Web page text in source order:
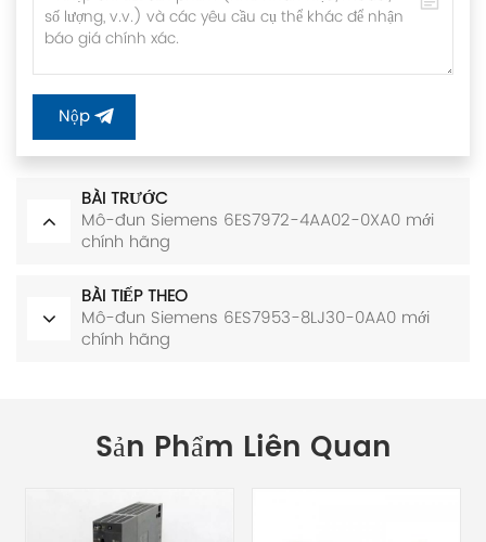
Nộp
BÀI TRƯỚC
Mô-đun Siemens 6ES7972-4AA02-0XA0 mới
chính hãng
BÀI TIẾP THEO
Mô-đun Siemens 6ES7953-8LJ30-0AA0 mới
chính hãng
Sản Phẩm Liên Quan